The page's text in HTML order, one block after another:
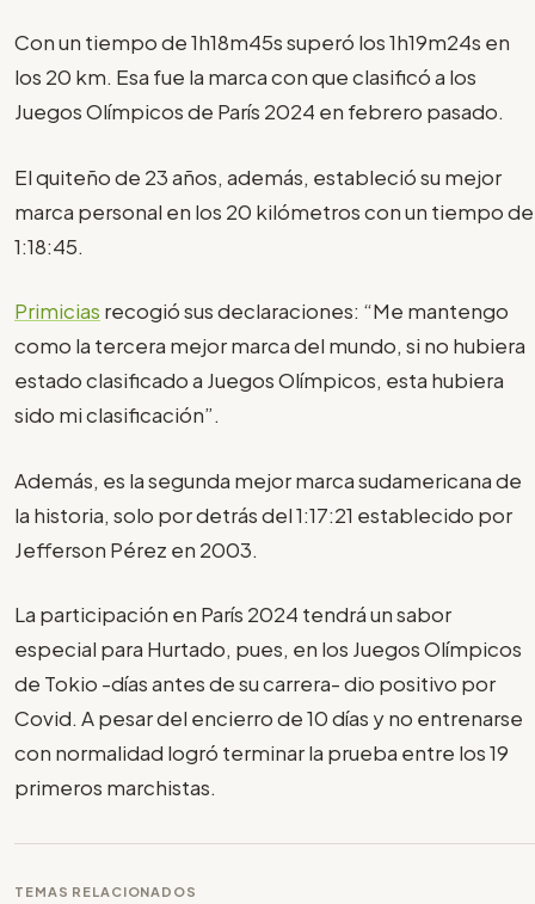
Con un tiempo de 1h18m45s superó los 1h19m24s en
los 20 km. Esa fue la marca con que clasificó a los
Juegos Olímpicos de París 2024 en febrero pasado.
El quiteño de 23 años, además, estableció su mejor
marca personal en los 20 kilómetros con un tiempo de
1:18:45.
Primicias recogió sus declaraciones: “Me mantengo
como la tercera mejor marca del mundo, si no hubiera
estado clasificado a Juegos Olímpicos, esta hubiera
sido mi clasificación”.
Además, es la segunda mejor marca sudamericana de
la historia, solo por detrás del 1:17:21 establecido por
Jefferson Pérez en 2003.
La participación en París 2024 tendrá un sabor
especial para Hurtado, pues, en los Juegos Olímpicos
de Tokio -días antes de su carrera- dio positivo por
Covid. A pesar del encierro de 10 días y no entrenarse
con normalidad logró terminar la prueba entre los 19
primeros marchistas.
TEMAS RELACIONADOS